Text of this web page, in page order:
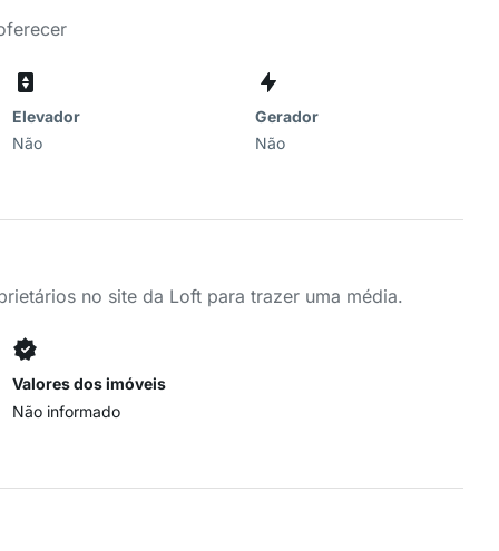
Elevador
Não
Gerador
Não
no site da Loft para trazer uma média.
Valores dos imóveis
Não informado